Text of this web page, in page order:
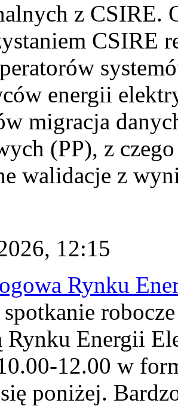
z CSIRE.
CSIRE
energii
migracja
(PP), z
walidacje z
12:15
Rynku
Rynku Energii
12.00 w
poniżej.